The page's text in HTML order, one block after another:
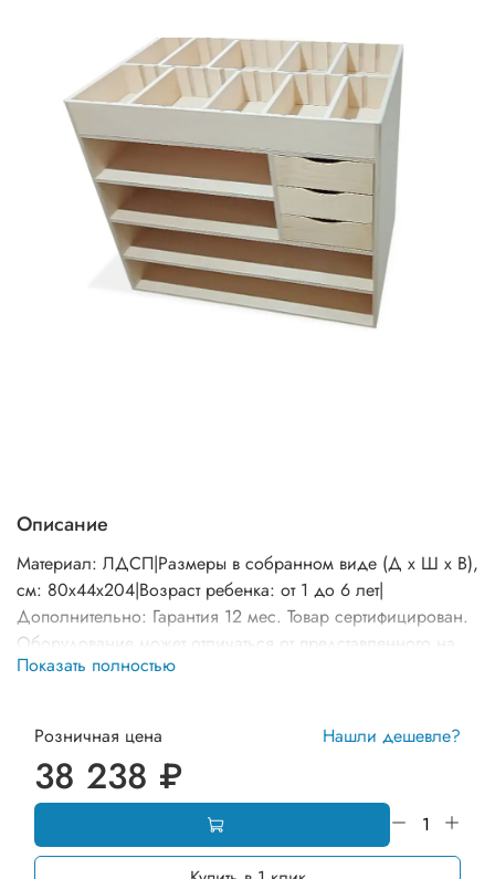
Описание
Материал: ЛДСП|Размеры в собранном виде (Д х Ш х В),
см: 80х44х204|Возраст ребенка: от 1 до 6 лет|
Дополнительно: Гарантия 12 мес. Товар сертифицирован.
Оборудование может отличаться от представленного на
фото по комплектации и расцветке элементов
Показать полностью
Розничная цена Нашли дешевле?
38 238 ₽